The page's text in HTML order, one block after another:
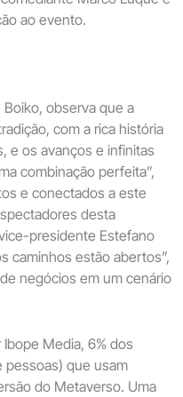
ao evento.
observa que a
com a rica história
e os avanços e infinitas
combinação perfeita”,
e conectados a este
desta
presidente Estefano
caminhos estão abertos”,
negócios em um cenário
Media, 6% dos
pessoas) que usam
do Metaverso. Uma